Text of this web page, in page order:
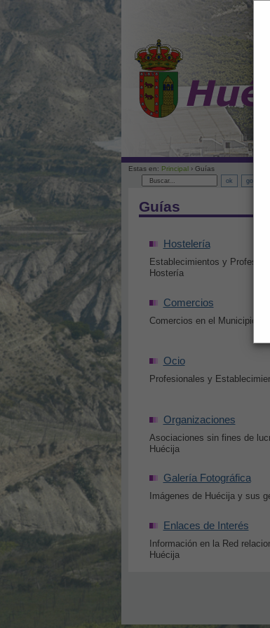
Estas en: Principal› Guías
Guías
Hostelería
Establecimientos y
Hostería
Comercios
Comercios en el Municipio
Ocio
Profesionales y
Organizaciones
Asociaciones sin fines de
Huécija
Galería Fotográfica
Imágenes de Huécija y sus
Enlaces de Interés
Información en la Red
Huécija